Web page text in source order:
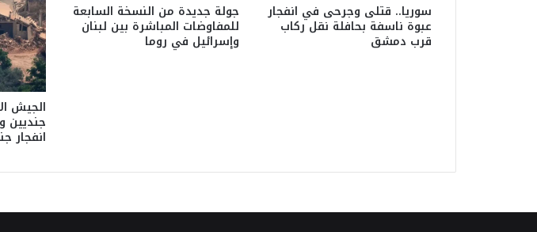
سوريا.. قتلى وجرحى في انفجار
عبوة ناسفة بحافلة نقل ركاب
قرب دمشق
جولة جديدة من النسخة السابعة
للمفاوضات المباشرة بين لبنان
وإسرائيل في روما
الجيش
انفجار